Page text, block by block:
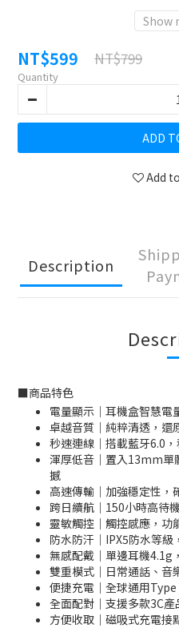
Show
NT$599 NT$799
Quantity
ADD
Add
Description
■商品特色
電量顯示｜耳機盒智慧電
卓越音質｜純粹清透，還
秒速連線｜搭載藍牙6.0
渾厚低音｜置入13mm單
撼
高速傳輸｜加強穩定性，
跨日續航｜150小時高待
靈敏觸控｜觸控感應，功
防水防汗｜IPX5防水等
無感配戴｜單邊耳機4.1g
雙重模式｜日常通話、音
便捷充電｜全球通用
全面配對｜支援多款3C
方便收取｜磁吸式充電接